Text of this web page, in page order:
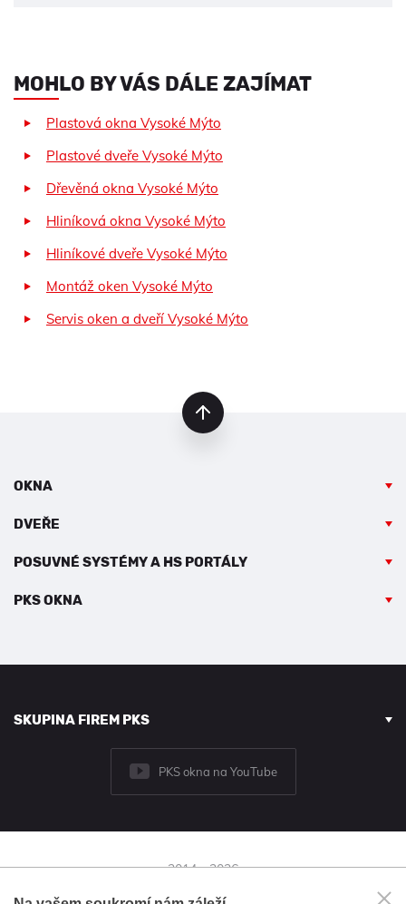
MOHLO BY VÁS DÁLE ZAJÍMAT
Plastová okna Vysoké Mýto
Plastové dveře Vysoké Mýto
Dřevěná okna Vysoké Mýto
Hliníková okna Vysoké Mýto
Hliníkové dveře Vysoké Mýto
Montáž oken Vysoké Mýto
Servis oken a dveří Vysoké Mýto
OKNA
DVEŘE
POSUVNÉ SYSTÉMY A HS PORTÁLY
PKS OKNA
SKUPINA FIREM PKS
PKS okna na YouTube
2014 - 2026